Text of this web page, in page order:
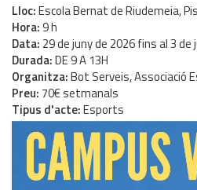
Lloc Escola Bernat de Riudemeia,
Hora 9 h
Data 29dejunyde 2026fins al3de
Durada DE 9 A 13H
Organitza Bot Serveis, Associació
Preu 70€ setmanals
Tipus d'acte Esports